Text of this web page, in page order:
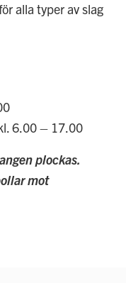
alla typer av slag
6.00 – 17.00
plockas.
mot